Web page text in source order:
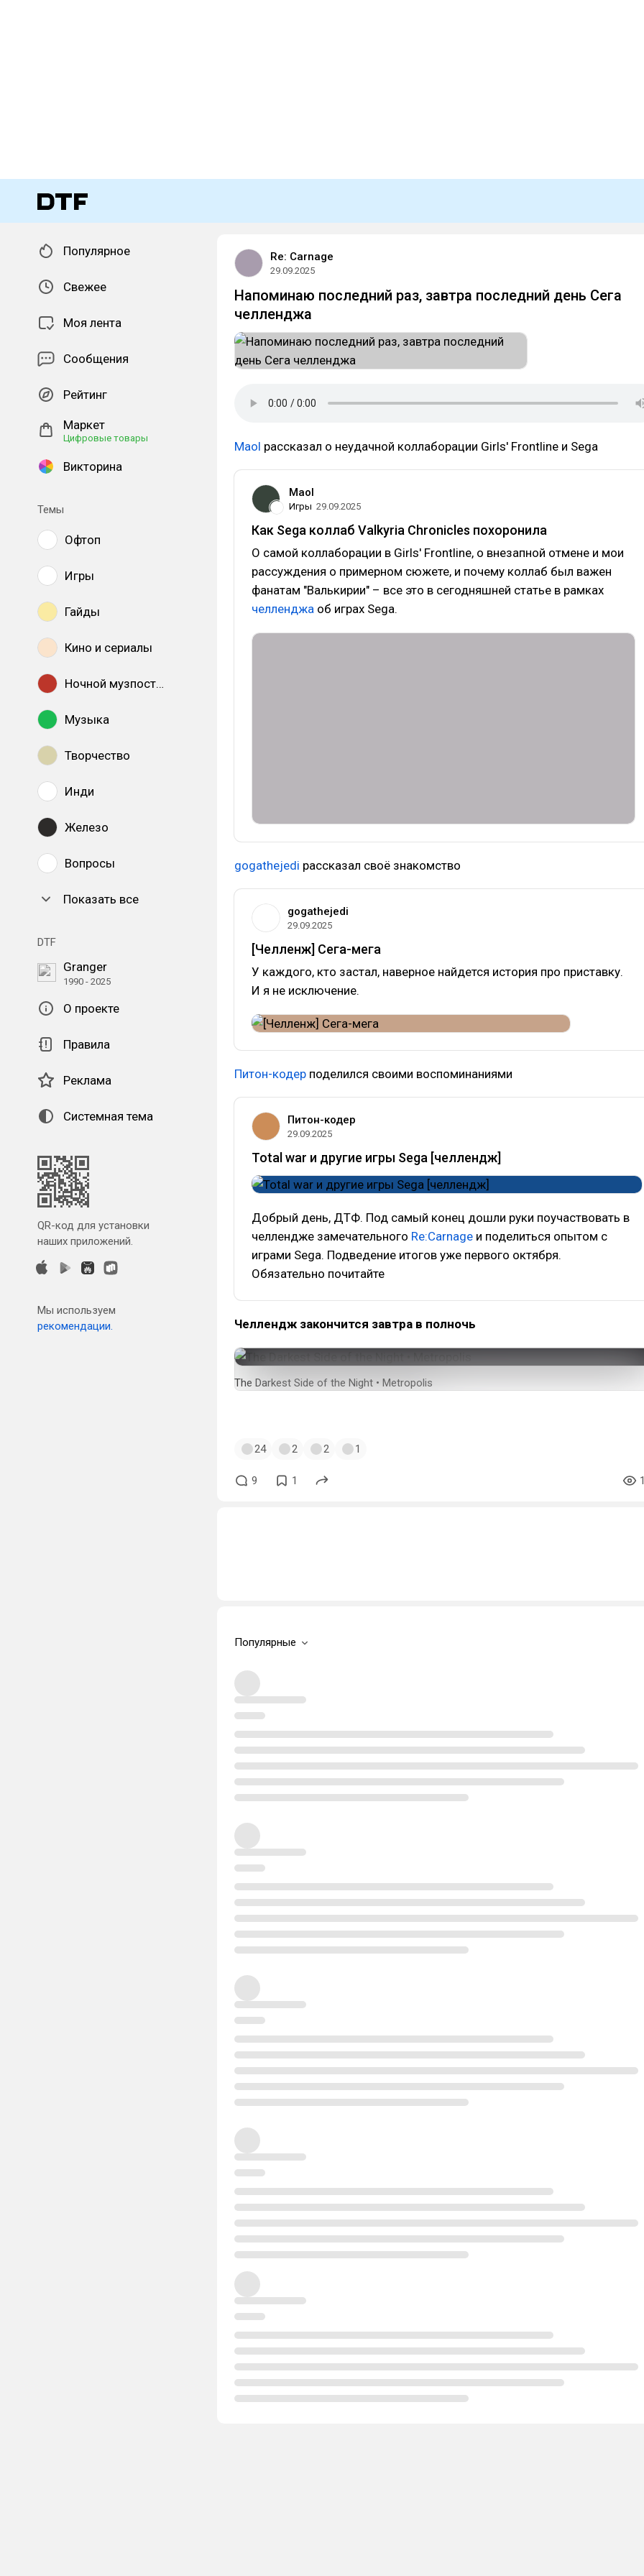
Популярное
Свежее
Моя лента
Сообщения
Рейтинг
Маркет
Цифровые товары
Викторина
Темы
Офтоп
Игры
Гайды
Кино и сериалы
Ночной музпостинг
Музыка
Творчество
Инди
Железо
Вопросы
Показать все
DTF
Granger
1990 - 2025
О проекте
Правила
Реклама
Системная тема
QR-код для установки
наших приложений.
Мы используем
рекомендации.
Re: Carnage
29.09.2025
Напоминаю последний раз, завтра последний день Сега
челленджа
Maol рассказал о неудачной коллаборации Girls' Frontline и Sega
Maol
Игры 29.09.2025
Как Sega коллаб Valkyria Chronicles похоронила
О самой коллаборации в Girls' Frontline, о внезапной отмене и мои
рассуждения о примерном сюжете, и почему коллаб был важен
фанатам "Валькирии" – все это в сегодняшней статье в рамках
челленджа об играх Sega.
gogathejedi рассказал своё знакомство
gogathejedi
29.09.2025
[Челленж] Сега-мега
У каждого, кто застал, наверное найдется история про приставку.
И я не исключение.
Питон-кодер поделился своими воспоминаниями
Питон-кодер
29.09.2025
Total war и другие игры Sega [челлендж]
Добрый день, ДТФ. Под самый конец дошли руки поучаствовать в
челлендже замечательного Re:Carnage и поделиться опытом с
играми Sega. Подведение итогов уже первого октября.
Обязательно почитайте
Челлендж закончится завтра в полночь
The Darkest Side of the Night • Metropolis
24 2 2 1
9 1
Популярные